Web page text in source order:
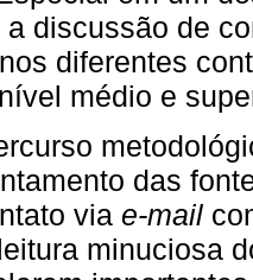
a discussão de
diferentes
médio e
das
via e-mail
minuciosa